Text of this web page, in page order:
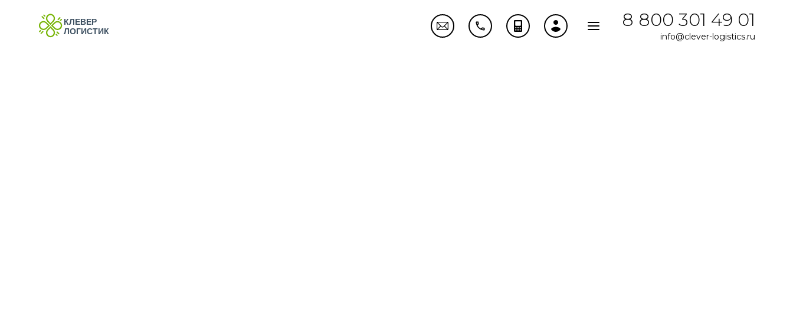
8 800 301 49 01
info@clever-logistics.ru